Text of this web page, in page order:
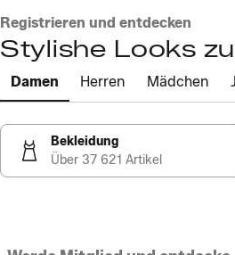
Registrieren und entdecken
Stylishe Looks
Damen Herren Mädchen
Bekleidung
Über 37 621 Artikel